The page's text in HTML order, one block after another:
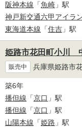
阪神本線 「魚崎 」駅
神戸新交通六甲アイラ
東海道本線 「住吉 」駅
姫路市花田町小川
販売中 兵庫県姫路市
築6年
播但線 「京口 」駅
播但線 「京口 」駅
山陽本線 「姫路 」駅